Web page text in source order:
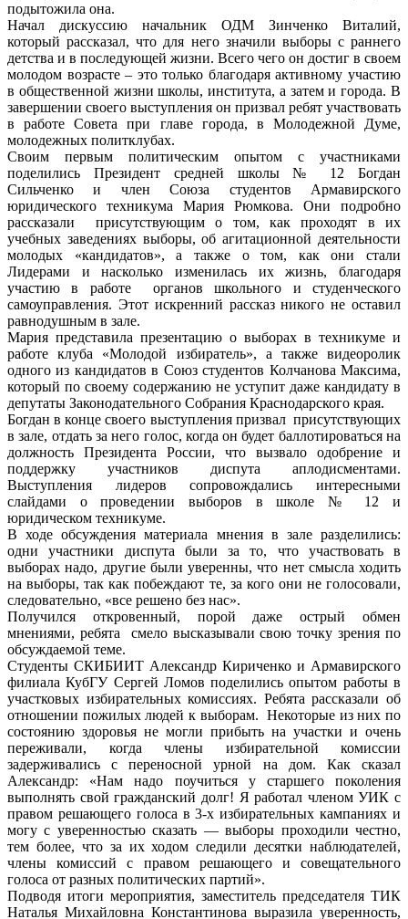
подытожила она.
Начал дискуссию начальник ОДМ Зинченко Виталий,
который рассказал, что для него значили выборы с раннего
детства и в последующей жизни. Всего чего он достиг в своем
молодом возрасте – это только благодаря активному участию
в общественной жизни школы, института, а затем и города. В
завершении своего выступления он призвал ребят участвовать
в работе Совета при главе города, в Молодежной Думе,
молодежных политклубах.
Своим первым политическим опытом с участниками
поделились Президент средней школы № 12 Богдан
Сильченко и член Союза студентов Армавирского
юридического техникума Мария Рюмкова. Они подробно
рассказали присутствующим о том, как проходят в их
учебных заведениях выборы, об агитационной деятельности
молодых «кандидатов», а также о том, как они стали
Лидерами и насколько изменилась их жизнь, благодаря
участию в работе органов школьного и студенческого
самоуправления. Этот искренний рассказ никого не оставил
равнодушным в зале.
Мария представила презентацию о выборах в техникуме и
работе клуба «Молодой избиратель», а также видеоролик
одного из кандидатов в Союз студентов Колчанова Максима,
который по своему содержанию не уступит даже кандидату в
депутаты Законодательного Собрания Краснодарского края.
Богдан в конце своего выступления призвал присутствующих
в зале, отдать за него голос, когда он будет баллотироваться на
должность Президента России, что вызвало одобрение и
поддержку участников диспута аплодисментами.
Выступления лидеров сопровождались интересными
слайдами о проведении выборов в школе № 12 и
юридическом техникуме.
В ходе обсуждения материала мнения в зале разделились:
одни участники диспута были за то, что участвовать в
выборах надо, другие были уверенны, что нет смысла ходить
на выборы, так как побеждают те, за кого они не голосовали,
следовательно, «все решено без нас».
Получился откровенный, порой даже острый обмен
мнениями, ребята смело высказывали свою точку зрения по
обсуждаемой теме.
Студенты СКИБИИТ Александр Кириченко и Армавирского
филиала КубГУ Сергей Ломов поделились опытом работы в
участковых избирательных комиссиях. Ребята рассказали об
отношении пожилых людей к выборам. Некоторые из них по
состоянию здоровья не могли прибыть на участки и очень
переживали, когда члены избирательной комиссии
задерживались с переносной урной на дом. Как сказал
Александр: «Нам надо поучиться у старшего поколения
выполнять свой гражданский долг! Я работал членом УИК с
правом решающего голоса в 3-х избирательных кампаниях и
могу с уверенностью сказать — выборы проходили честно,
тем более, что за их ходом следили десятки наблюдателей,
члены комиссий с правом решающего и совещательного
голоса от разных политических партий».
Подводя итоги мероприятия, заместитель председателя ТИК
Наталья Михайловна Константинова выразила уверенность,